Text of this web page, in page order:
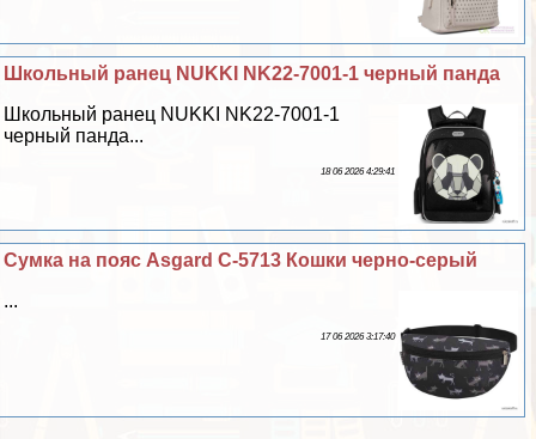
Школьный ранец NUKKI NK22-7001-1 черный панда
Школьный ранец NUKKI NK22-7001-1
черный панда...
18 06 2026 4:29:41
Сумка на пояс Asgard С-5713 Кошки черно-серый
...
17 06 2026 3:17:40